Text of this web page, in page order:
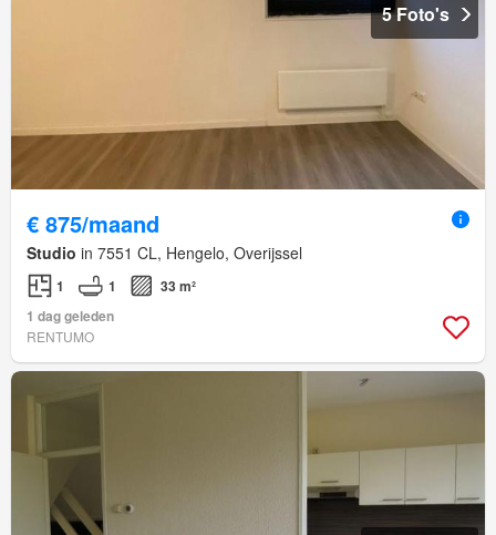
5 Foto's
€ 875/maand
Studio in 7551 CL, Hengelo, Overijssel
1 1
33 m²
1 dag geleden
RENTUMO